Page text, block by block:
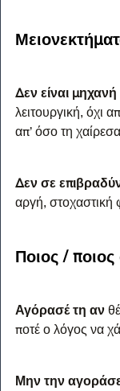
Δεν είναι
λειτουργική, όχι
απ’ όσο τη
Δεν σε
αργή, στοχαστική
Ποιος / ποιος
Αγόρασέ τη αν
ποτέ ο λόγος να
Μην την